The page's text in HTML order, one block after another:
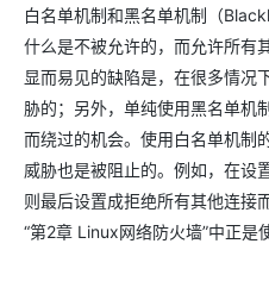
白名单机制和黑名单机制（
什么是不被允许的，而允许所有
显而易见的缺陷是，在很多情况
胁的；另外，单纯使用黑名单机
而绕过的机会。使用白名单机制
威胁也是被阻止的。例如，在设
则最后设置成拒绝所有其他连接
“第2章 Linux网络防火墙”中正是